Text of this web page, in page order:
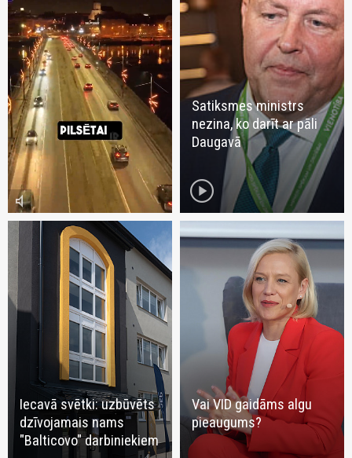
volume_mute
Satiksmes ministrs
nezina, ko darīt ar pāli
Daugavā
play_circle
Iecavā svētki: uzbūvēts
dzīvojamais nams
"Balticovo" darbiniekiem
Vai VID gaidāms algu
pieaugums?